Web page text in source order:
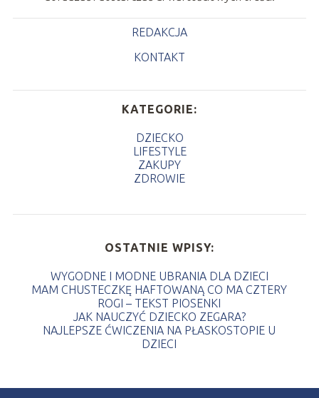
REDAKCJA
KONTAKT
KATEGORIE:
DZIECKO
LIFESTYLE
ZAKUPY
ZDROWIE
OSTATNIE WPISY:
WYGODNE I MODNE UBRANIA DLA DZIECI
MAM CHUSTECZKĘ HAFTOWANĄ CO MA CZTERY
ROGI – TEKST PIOSENKI
JAK NAUCZYĆ DZIECKO ZEGARA?
NAJLEPSZE ĆWICZENIA NA PŁASKOSTOPIE U
DZIECI